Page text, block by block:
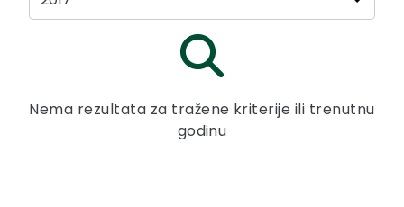
Nema rezultata za tražene kriterije ili trenutnu
godinu